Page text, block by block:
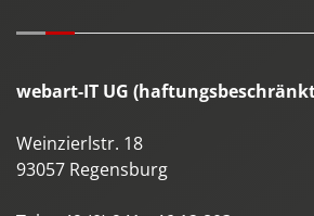
webart-IT UG
Weinzierlstr. 18
93057 Regensburg